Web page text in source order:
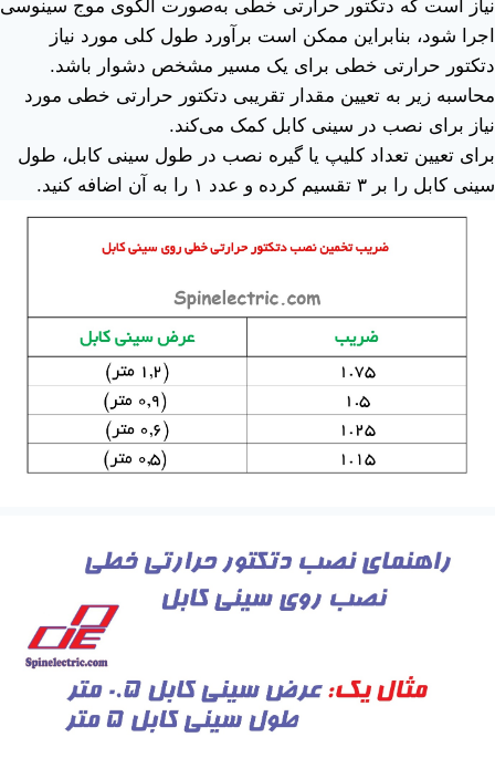
نیاز است که دتکتور حرارتی خطی به‌صورت الگوی موج سینوسی
اجرا شود، بنابراین ممکن است برآورد طول کلی مورد نیاز
دتکتور حرارتی خطی برای یک مسیر مشخص دشوار باشد.
محاسبه زیر به تعیین مقدار تقریبی دتکتور حرارتی خطی مورد
نیاز برای نصب در سینی کابل کمک می‌کند.
برای تعیین تعداد کلیپ یا گیره نصب در طول سینی کابل، طول
سینی کابل را بر ۳ تقسیم کرده و عدد ۱ را به آن اضافه کنید.